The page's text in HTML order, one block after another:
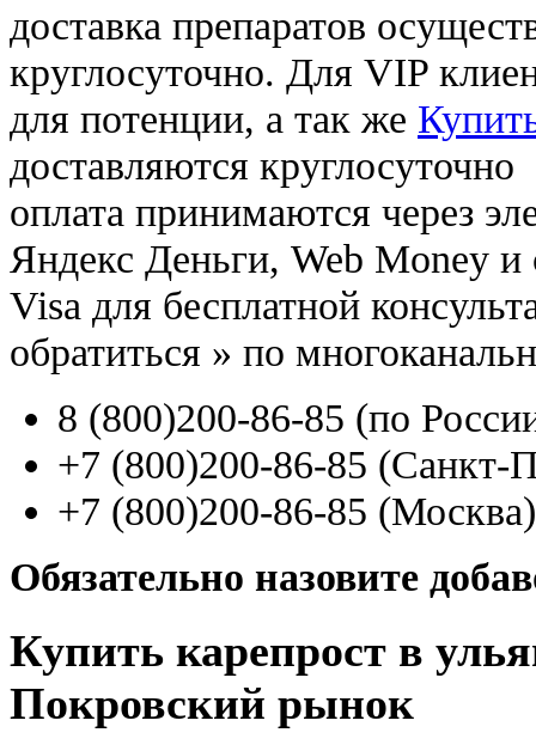
доставка препаратов
круглосуточно. Для VIP
для потенции, а так же
доставляются круглосуточно
оплата принимаются через
Яндекс Деньги, Web Money и
Visa для бесплатной
обратиться » по
8 (800)200-86-85 (по
+7 (800)200-86-85 (Санкт-
+7 (800)200-86-85 (Москва)
Обязательно назовите
Купить карепрост в
Покровский рынок